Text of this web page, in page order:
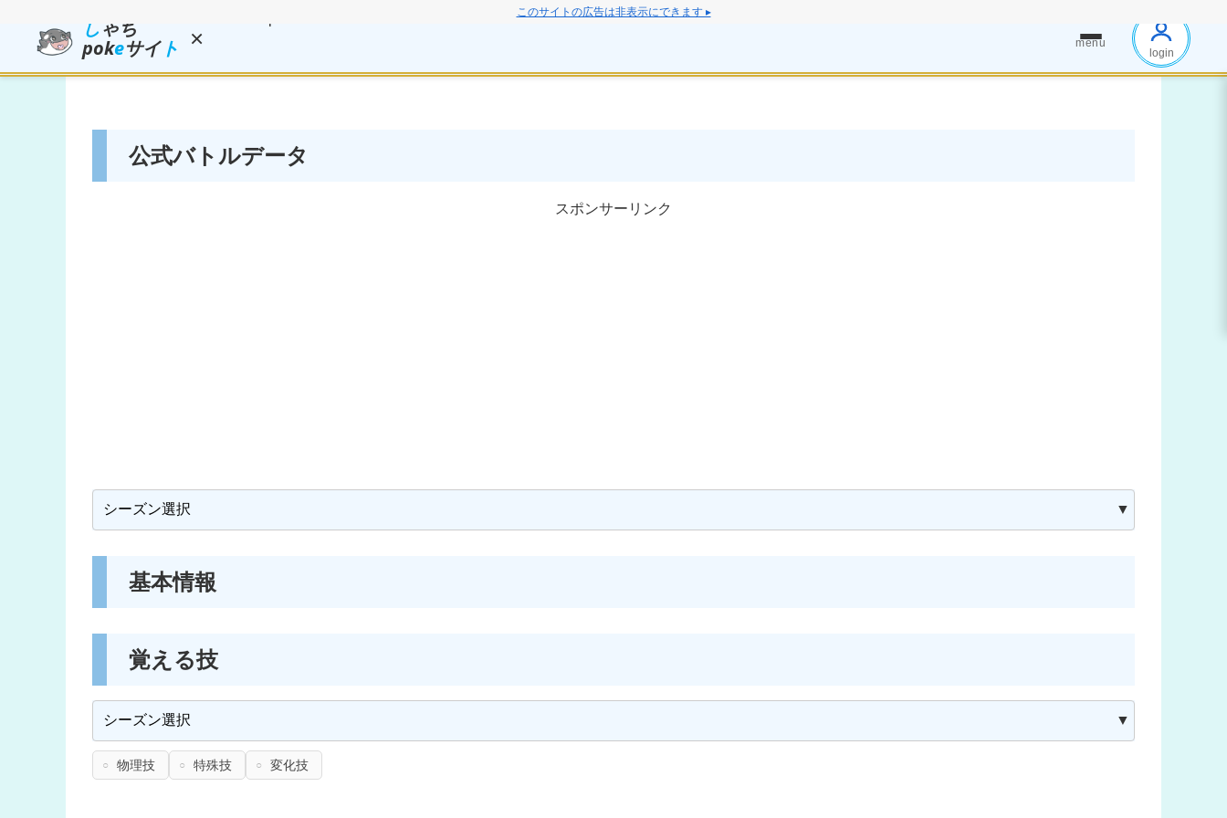
このサイトの広告は非表示にできます ▸
しゃち
pokeサイト × menu
login
公式バトルデータ
スポンサーリンク
基本情報
覚える技
物理技 特殊技 変化技